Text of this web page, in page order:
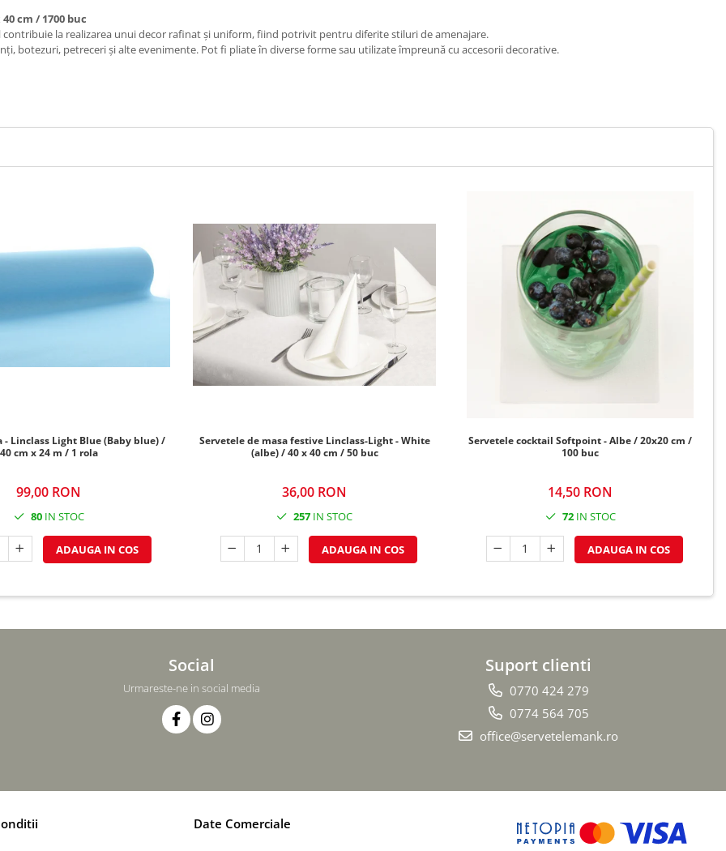
cm / 1700 buc
la realizarea unui decor rafinat și uniform, fiind potrivit pentru diferite stiluri de amenajare.
botezuri, petreceri și alte evenimente. Pot fi pliate în diverse forme sau utilizate împreună cu accesorii decorative.
- Linclass Light Blue (Baby blue) /
40 cm x 24 m / 1 rola
99,00 RON
80IN STOC
ADAUGA IN COS
Servetele de masa festive Linclass-Light - White
(albe) / 40 x 40 cm / 50 buc
36,00 RON
257 IN STOC
ADAUGA IN COS
Servetele cocktail Softpoint - Albe / 20x20 cm /
100 buc
14,50 RON
72IN STOC
ADAUGA IN COS
Social
Urmareste-ne in social media
Suport clienti
0770 424 279
0774 564 705
office@servetelemank.ro
Date Comerciale